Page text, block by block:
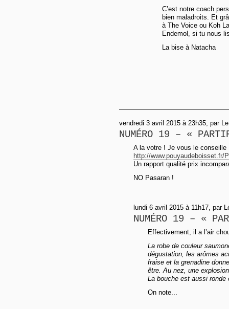
C’est notre coach
bien maladroits. Et
à The Voice ou Koh
Endemol, si tu nous
La bise à Natacha
vendredi 3 avril 2015 à 23h35, par
NUMÉRO 19 – «
A la votre ! Je vous le conseille
http://www.pouyaudeboisset.fr/
Un rapport qualité prix
NO Pasaran !
lundi 6 avril 2015 à 11h17, par
NUMÉRO 19 – «
Effectivement, il a l’air
La robe de couleur
dégustation, les arômes
fraise et la grenadine
être. Au nez, une
La bouche est aussi ronde
On note...